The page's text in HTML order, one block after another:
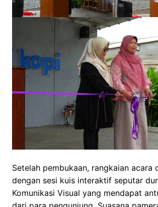
Setelah pembukaan, rangkaian acara
dengan sesi kuis interaktif seputar
Komunikasi Visual yang mendapat